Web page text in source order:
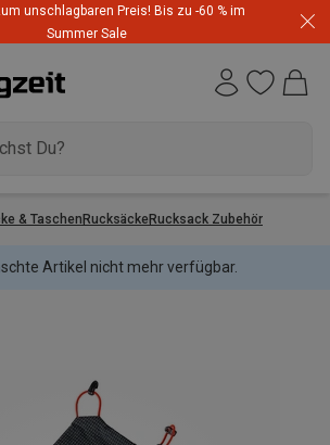
unschlagbaren Preis! Bis zu -60 % im
Summer Sale
& TaschenRucksäckeRucksack Zubehör
Artikel nicht mehr verfügbar.